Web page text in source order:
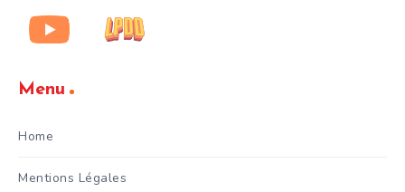
Menu
Home
Mentions Légales